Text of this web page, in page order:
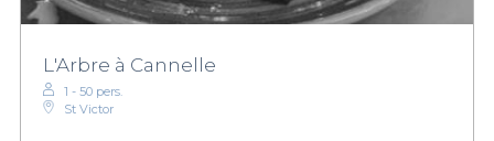
L'Arbre à Cannelle
1 - 50 pers.
St Victor